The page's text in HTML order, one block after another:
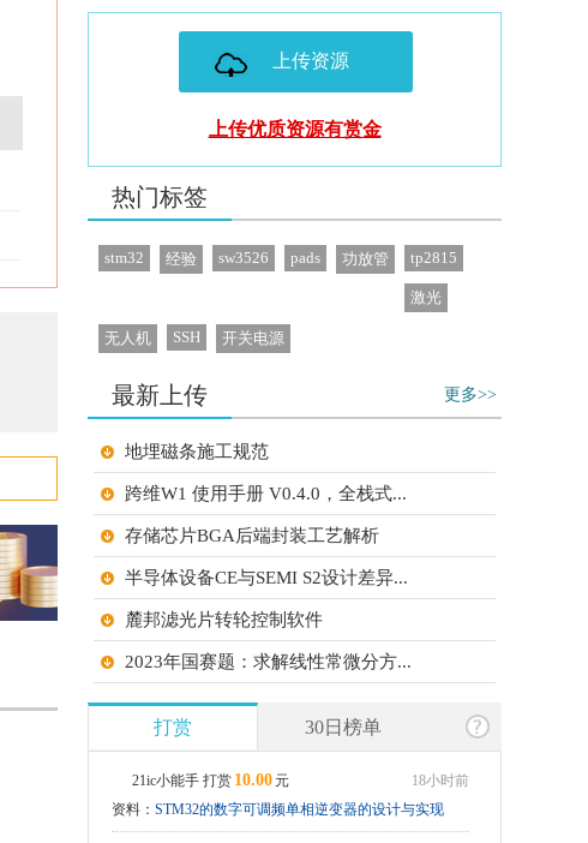
上传资源
上传优质资源有赏金
热门标签
stm32 经验 sw3526 pads 功放管 tp2815
激光
无人机 SSH 开关电源
更多>>
最新上传
地埋磁条施工规范
跨维W1 使用手册 V0.4.0，全栈式...
存储芯片BGA后端封装工艺解析
半导体设备CE与SEMI S2设计差异...
麓邦滤光片转轮控制软件
2023年国赛题：求解线性常微分方...
2025年国赛题：键控调频连续脉冲...
tshell_mbist_user
ADS8688学习资料
打赏 30日榜单
21ic小能手 打赏 10.00元
18小时前
资料： STM32的数字可调频单相逆变器的设计与实现